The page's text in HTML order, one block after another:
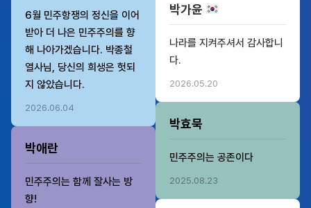
6월 민주항쟁의 정신을 이어
받아 더 나은 민주주의를 향
해 나아가겠습니다. 박종철
열사님, 당신의 희생은 헛되
지 않았습니다.
2026.06.04
박애란
민주주의는 함께 잘사는 방
향!
박가윤
나라를 지켜주셔서 감사합니
다.
2026.05.20
박효묵
민주주의는 공존이다
2025.08.23